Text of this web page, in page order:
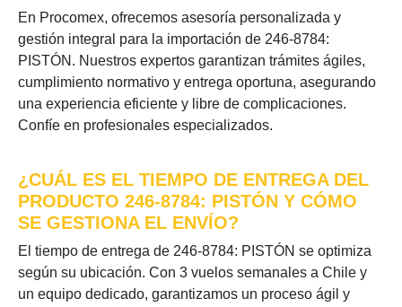
En Procomex, ofrecemos asesoría personalizada y
gestión integral para la importación de 246-8784:
PISTÓN. Nuestros expertos garantizan trámites ágiles,
cumplimiento normativo y entrega oportuna, asegurando
una experiencia eficiente y libre de complicaciones.
Confíe en profesionales especializados.
¿CUÁL ES EL TIEMPO DE ENTREGA DEL
PRODUCTO 246-8784: PISTÓN Y CÓMO
SE GESTIONA EL ENVÍO?
El tiempo de entrega de 246-8784: PISTÓN se optimiza
según su ubicación. Con 3 vuelos semanales a Chile y
un equipo dedicado, garantizamos un proceso ágil y